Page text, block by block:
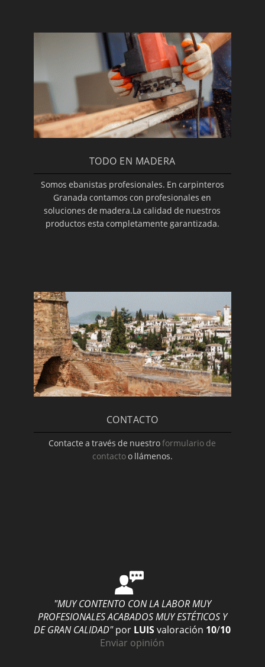
TODO EN MADERA
Somos ebanistas profesionales. En carpinteros
Granada contamos con profesionales en
soluciones de madera.La calidad de nuestros
productos esta completamente garantizada.
CONTACTO
Contacte a través de nuestroformulario de
contactoo llámenos.
"MUY CONTENTO CON LA LABOR MUY
PROFESIONALES ACABADOS MUY ESTÉTICOS Y
DE GRAN CALIDAD" por LUIS valoración 10/10
Enviar opinión